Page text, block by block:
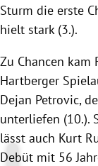
Sturm die erste
hielt stark (3.).
Zu Chancen kam
Hartberger
Dejan Petrovic,
unterliefen (10.).
lässt auch Kurt
Debüt mit 56